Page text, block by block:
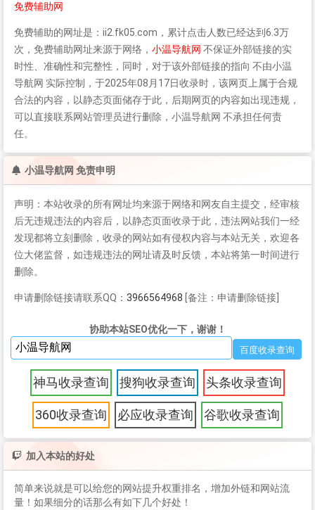
免费辅助网
免费辅助的网址是：ii2.fk05.com，累计点击人数已经达到6.3万
次， 免费辅助网址来源于网络， 小温导航网 不保证外部链接的实
时性、准确性和完整性，同时，对于该外部链接的指向 不由小温
导航网 实际控制，于2025年08月17日收录时，该网页上属于合规
合法的内容，以静态页面储存于此，后期网页的内容如出现违规，
可以直接联系网站管理员进行删除，小温导航网 不承担任何责
任。
小温导航网 免责申明
声明：本站收录的所有网址均来源于网络和网友自主提交，经审核
后无违规违法的内容后，以静态页面收录于此，违法网站我们一经
发现都将立刻删除，收录的网站如有侵权内容与本站无关，欢迎各
位大佬监督，如违规违法的网址请及时反馈，本站将第一时间进行
删除。
申请删除链接请联系QQ： 3966564968 [备注：申请删除链接]
协助本站SEO优化一下，谢谢！
神马收录查询 搜狗收录查询 头条收录查询
360收录查询 必应收录查询 谷歌收录查询
加入本站的好处
简单来说就是可以给您的网站提升权重排名，增加外链和网站流
量！如果细分的话那么有如下几个好处！